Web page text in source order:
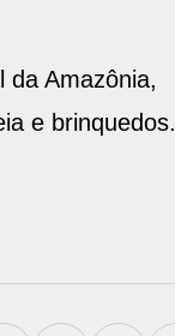
da Amazônia,
e brinquedos.